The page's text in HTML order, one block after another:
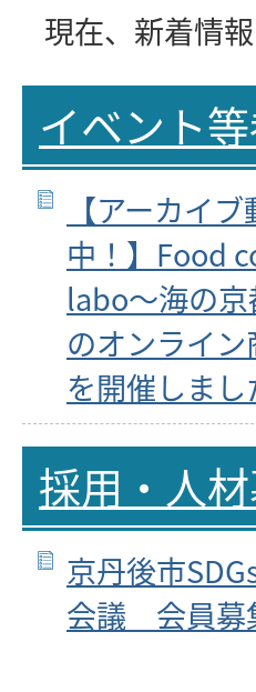
現在、新着情
イベント
【アーカイ
中！】Food
labo～海の京
のオンライ
を開催しまし
採用・人
京丹後市
会議 会員募